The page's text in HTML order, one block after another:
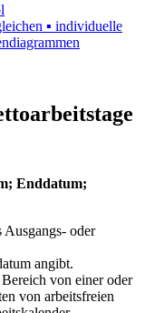
▪ individuelle
Enddatum;
Ausgangs- oder
angibt.
von einer oder
von arbeitsfreien